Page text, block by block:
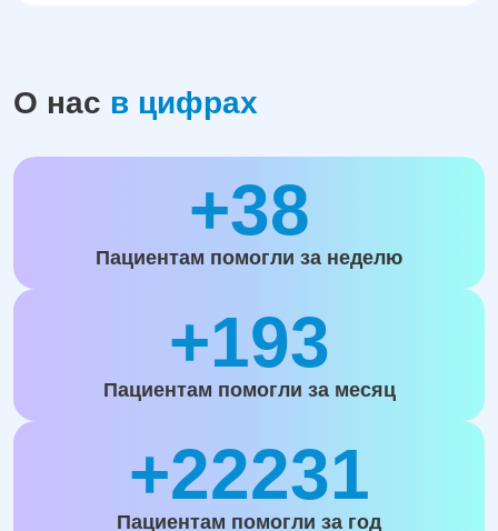
О нас в цифрах
+38
Пациентам помогли за неделю
+193
Пациентам помогли за месяц
+22231
Пациентам помогли за год